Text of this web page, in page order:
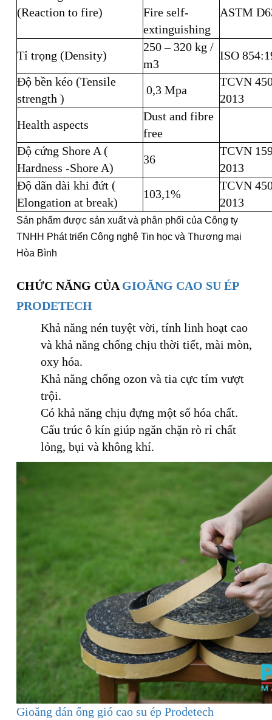
(Reaction to fire)
Fire self-
extinguishing
ASTM
Tỉ trọng (Density)
250 – 320 kg /
m3
ISO
Độ bền kéo (Tensile
strength )
0,3 Mpa
TCVN
2013
Health aspects
Dust and fibre
free
Độ cứng Shore A (
Hardness -Shore A)
36
TCVN
2013
Độ dãn dài khi đứt (
Elongation at break)
103,1%
TCVN
2013
Sản phẩm được sản xuất và phân phối của Công ty
TNHH Phát triển Công nghệ Tin học và Thương mại
Hòa Bình
CHỨC NĂNG CỦA GIOĂNG CAO SU ÉP
PRODETECH
Khả năng nén tuyệt vời, tính linh hoạt cao
và khả năng chống chịu thời tiết, mài mòn,
oxy hóa.
Khả năng chống ozon và tia cực tím vượt
trội.
Có khả năng chịu đựng một số hóa chất.
Cấu trúc ô kín giúp ngăn chặn rò rỉ chất
lỏng, bụi và không khí.
Gioăng dán ống gió cao su ép Prodetech